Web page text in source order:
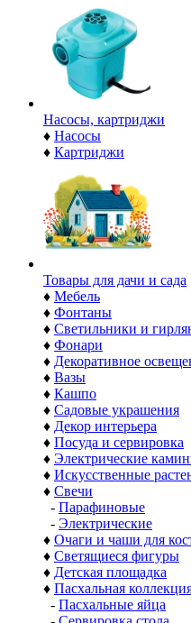
Насосы, картриджи
♦ Насосы
♦ Картриджи
Товары для дачи и сада
♦ Мебель
♦ Фонтаны
♦ Светильники и
♦ Фонари
♦ Декоративное
♦ Вазы
♦ Кашпо
♦ Садовые украшения
♦ Декор интерьера
♦ Посуда и сервировка
♦ Электрические
♦ Искусственные
♦ Свечи
- Парафиновые
- Электрические
♦ Очаги и чаши для
♦ Светящиеся фигуры
♦ Детская площадка
♦ Пасхальная
- Пасхальные яйца